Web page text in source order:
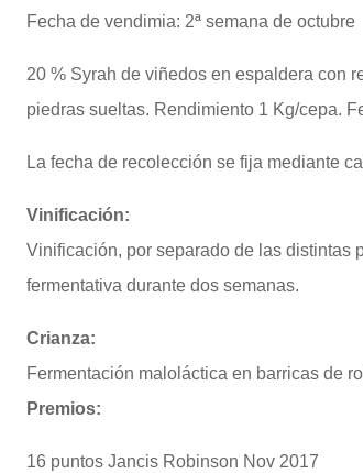
Fecha de vendimia: 2ª semana de octubre
20 % Syrah de viñedos en espaldera con
piedras sueltas. Rendimiento 1 Kg/cepa.
La fecha de recolección se fija mediante
Vinificación:
Vinificación, por separado de las distintas
fermentativa durante dos semanas.
Crianza:
Fermentación maloláctica en barricas de
Premios:
16 puntos Jancis Robinson Nov 2017